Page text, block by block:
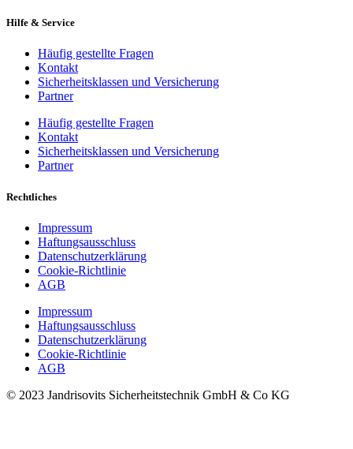
Hilfe & Service
Häufig gestellte Fragen
Kontakt
Sicherheitsklassen und Versicherung
Partner
Häufig gestellte Fragen
Kontakt
Sicherheitsklassen und Versicherung
Partner
Rechtliches
Impressum
Haftungsausschluss
Datenschutzerklärung
Cookie-Richtlinie
AGB
Impressum
Haftungsausschluss
Datenschutzerklärung
Cookie-Richtlinie
AGB
© 2023 Jandrisovits Sicherheitstechnik GmbH & Co KG